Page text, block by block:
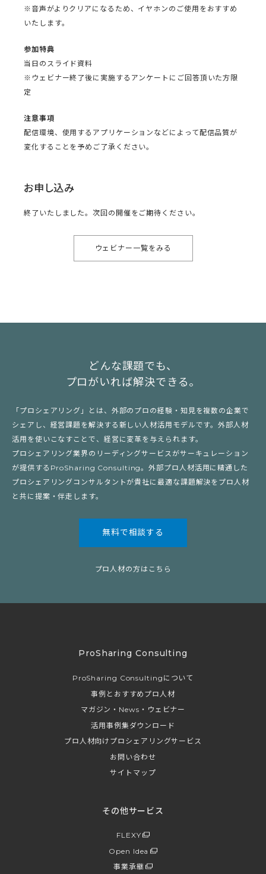
※音声がよりクリアになるため、イヤホンのご使用をおすすめ
いたします。
参加特典
当日のスライド資料
※ウェビナー終了後に実施するアンケートにご回答頂いた方限
定
注意事項
配信環境、使用するアプリケーションなどによって配信品質が
変化することを予めご了承ください。
お申し込み
終了いたしました。次回の開催をご期待ください。
ウェビナー一覧をみる
どんな課題でも、
プロがいれば解決できる。
「プロシェアリング」とは、外部のプロの経験・知見を複数の企業で
シェアし、経営課題を解決する新しい人材活用モデルです。外部人材
活用を使いこなすことで、経営に変革を与えられます。
プロシェアリング業界のリーディングサービスがサーキュレーション
が提供するProSharing Consulting。外部プロ人材活用に精通した
プロシェアリングコンサルタントが貴社に最適な課題解決をプロ人材
と共に提案・伴走します。
無料で相談する
プロ人材の方はこちら
ProSharing Consulting
ProSharing Consultingについて
事例とおすすめプロ人材
マガジン・News・ウェビナー
活用事例集ダウンロード
プロ人材向けプロシェアリングサービス
お問い合わせ
サイトマップ
その他サービス
FLEXY
Open Idea
事業承継